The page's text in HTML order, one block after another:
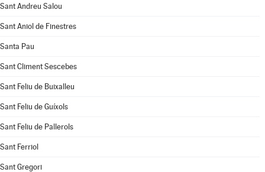
Sant Andreu Salou
Sant Aniol de Finestres
Santa Pau
Sant Climent Sescebes
Sant Feliu de Buixalleu
Sant Feliu de Guíxols
Sant Feliu de Pallerols
Sant Ferriol
Sant Gregori